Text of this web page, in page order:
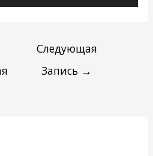
Следующая
Запись →